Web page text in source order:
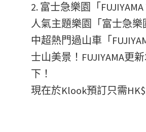
2. 富士急樂園「FUJIYAMA
人氣主題樂園「富士急
中超熱門過山車「
士山美景！FUJIYAMA更
下！
現在於Klook預訂只需